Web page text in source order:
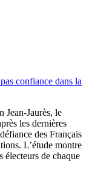
confiance dans la
Jean-Jaurès, le
les dernières
des Français
L’étude montre
électeurs de chaque